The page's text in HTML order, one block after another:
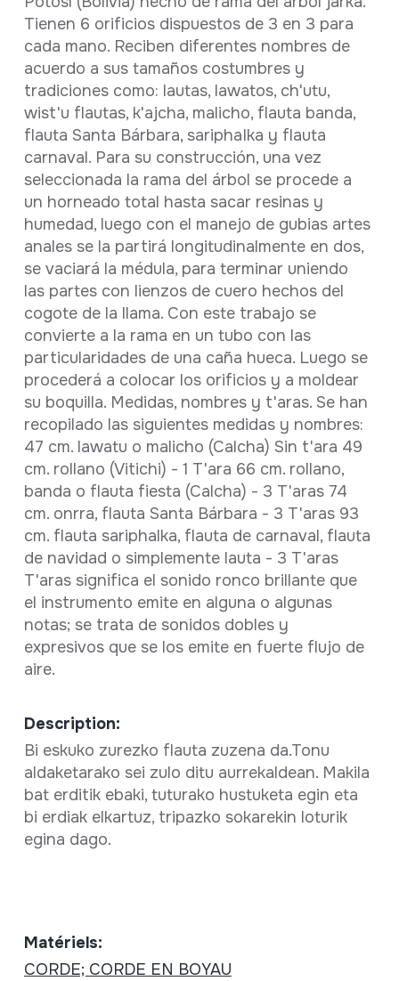
Tienen 6 orificios dispuestos de 3 en 3 para
cada mano. Reciben diferentes nombres de
acuerdo a sus tamaños costumbres y
tradiciones como: lautas, lawatos, ch'utu,
wist'u flautas, k'ajcha, malicho, flauta banda,
flauta Santa Bárbara, sariphaIka y flauta
carnaval. Para su construcción, una vez
seleccionada la rama del árbol se procede a
un horneado total hasta sacar resinas y
humedad, luego con el manejo de gubias artes
anales se la partirá longitudinalmente en dos,
se vaciará la médula, para terminar uniendo
las partes con lienzos de cuero hechos del
cogote de la llama. Con este trabajo se
convierte a la rama en un tubo con las
particularidades de una caña hueca. Luego se
procederá a colocar los orificios y a moldear
su boquilla. Medidas, nombres y t'aras. Se han
recopilado las siguientes medidas y nombres:
47 cm. lawatu o malicho (Calcha) Sin t'ara 49
cm. rollano (Vitichi) - 1 T'ara 66 cm. rollano,
banda o flauta fiesta (Calcha) - 3 T'aras 74
cm. onrra, flauta Santa Bárbara - 3 T'aras 93
cm. flauta sariphalka, flauta de carnaval, flauta
de navidad o simplemente lauta - 3 T'aras
T'aras significa el sonido ronco brillante que
el instrumento emite en alguna o algunas
notas; se trata de sonidos dobles y
expresivos que se los emite en fuerte flujo de
aire.
Description:
Bi eskuko zurezko flauta zuzena da.Tonu
aldaketarako sei zulo ditu aurrekaldean. Makila
bat erditik ebaki, tuturako hustuketa egin eta
bi erdiak elkartuz, tripazko sokarekin loturik
egina dago.
Matériels:
CORDE; CORDE EN BOYAU